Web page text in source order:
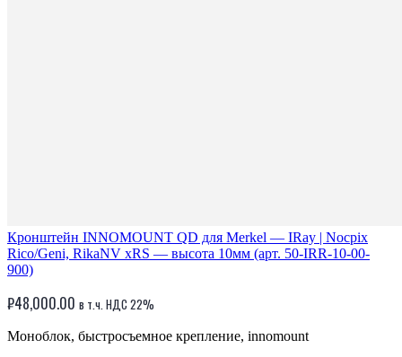
Кронштейн INNOMOUNT QD для Merkel — IRay | Nocpix
Rico/Geni, RikaNV xRS — высота 10мм (арт. 50-IRR-10-00-
900)
₽48,000.00 в т.ч. НДС 22%
Моноблок, быстросъемное крепление, innomount